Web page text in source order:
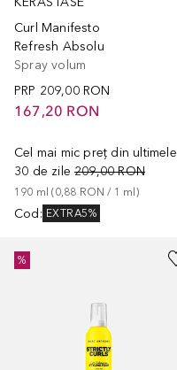
Curl Manifesto
Refresh Absolu
Spray volum
PRP 209,00 RON
167,20 RON
Cel mai mic preț din ultimele
30 de zile 209,00 RON
190 ml (0,88 RON / 1 ml)
Cod : EXTRA5%
%